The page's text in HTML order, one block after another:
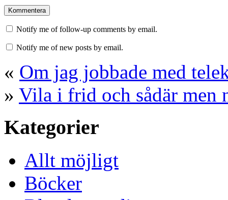
Notify me of follow-up comments by email.
Notify me of new posts by email.
« Om jag jobbade med
» Vila i frid och sådär men
Kategorier
Allt möjligt
Böcker